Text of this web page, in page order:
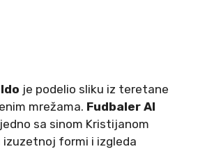
je podelio sliku iz teretane
mrežama. Fudbaler Al
sa sinom Kristijanom
izuzetnoj formi i izgleda